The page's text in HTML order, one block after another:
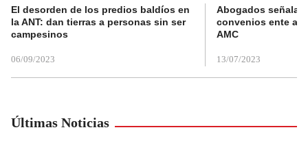
El desorden de los predios baldíos en
la ANT: dan tierras a personas sin ser
campesinos
06/09/2023
Abogados
convenios ente
AMC
13/07/2023
Últimas Noticias